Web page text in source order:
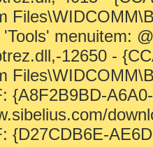
menuitem:
12650 -
{A8F2B9BD-
{D27CDB6E-